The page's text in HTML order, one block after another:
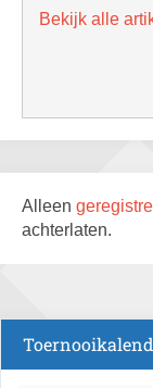
Bekijk alle
Alleen
achterlaten.